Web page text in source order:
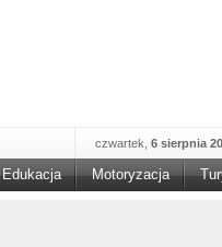
czwartek, 6 sierpnia
Edukacja Motoryzacja